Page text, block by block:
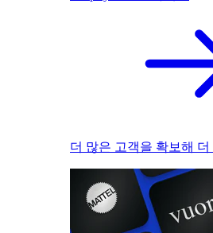
더 많은 고객을 확보해